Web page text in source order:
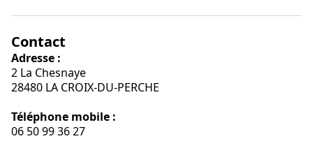
Contact
Adresse :
2 La Chesnaye
28480 LA CROIX-DU-PERCHE
Téléphone mobile :
06 50 99 36 27